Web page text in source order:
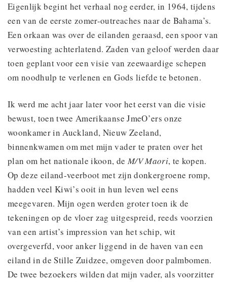
Eigenlijk begint het verhaal nog eerder, in 1964, tijdens
een van de eerste zomer-outreaches naar de Bahama’s.
Een orkaan was over de eilanden geraasd, een spoor van
verwoesting achterlatend. Zaden van geloof werden daar
toen geplant voor een visie van zeewaardige schepen
om noodhulp te verlenen en Gods liefde te betonen.
Ik werd me acht jaar later voor het eerst van die visie
bewust, toen twee Amerikaanse JmeO’ers onze
woonkamer in Auckland, Nieuw Zeeland,
binnenkwamen om met mijn vader te praten over het
plan om het nationale ikoon, de M/V Maori, te kopen.
Op deze eiland-veerboot met zijn donkergroene romp,
hadden veel Kiwi’s ooit in hun leven wel eens
meegevaren. Mijn ogen werden groter toen ik de
tekeningen op de vloer zag uitgespreid, reeds voorzien
van een artist’s impression van het schip, wit
overgeverfd, voor anker liggend in de haven van een
eiland in de Stille Zuidzee, omgeven door palmbomen.
De twee bezoekers wilden dat mijn vader, als voorzitter